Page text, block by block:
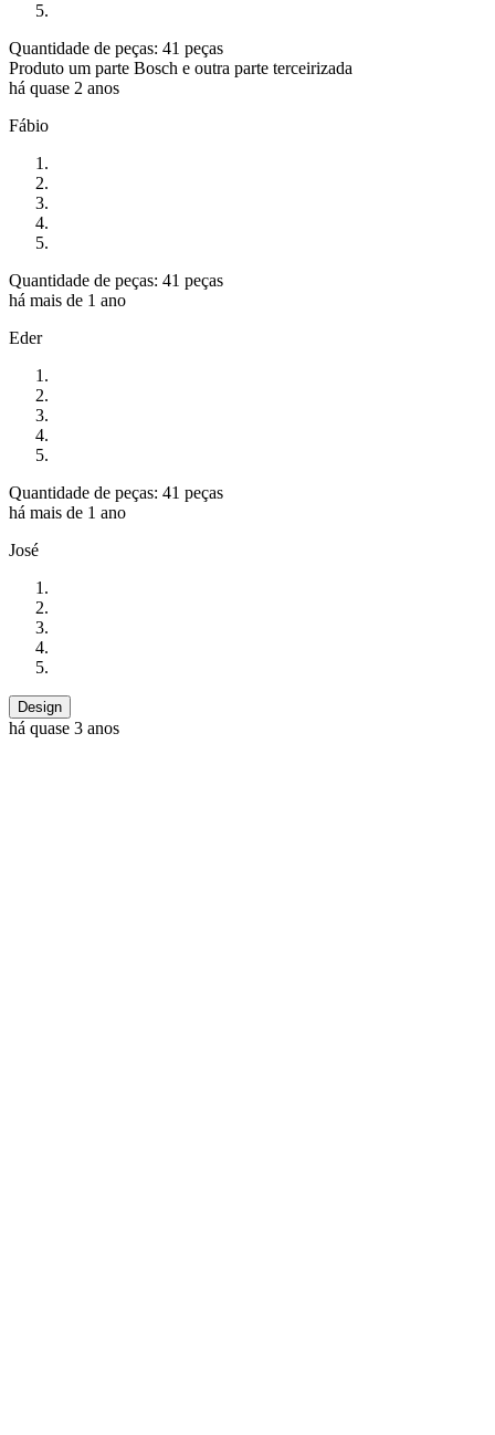
Quantidade de peças: 41 peças
Produto um parte Bosch e outra parte terceirizada
há quase 2 anos
Fábio
Quantidade de peças: 41 peças
há mais de 1 ano
Eder
Quantidade de peças: 41 peças
há mais de 1 ano
José
Design
há quase 3 anos